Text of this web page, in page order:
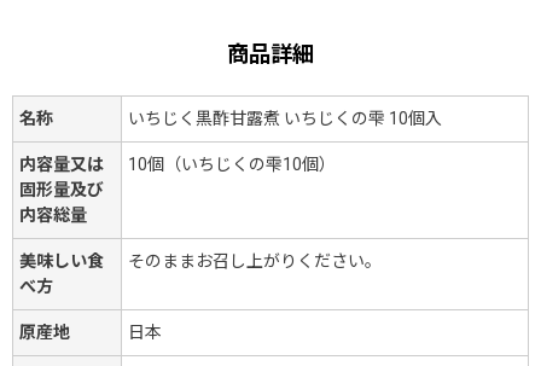
商品詳細
名称 いちじく黒酢甘露煮 いちじくの雫 10個入
内容量又は
固形量及び
内容総量
10個（いちじくの雫10個）
美味しい食
べ方
そのままお召し上がりください。
原産地 日本